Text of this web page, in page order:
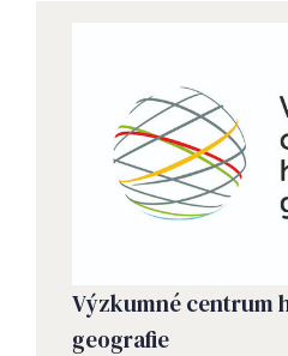
Výzkumné centrum
geografie